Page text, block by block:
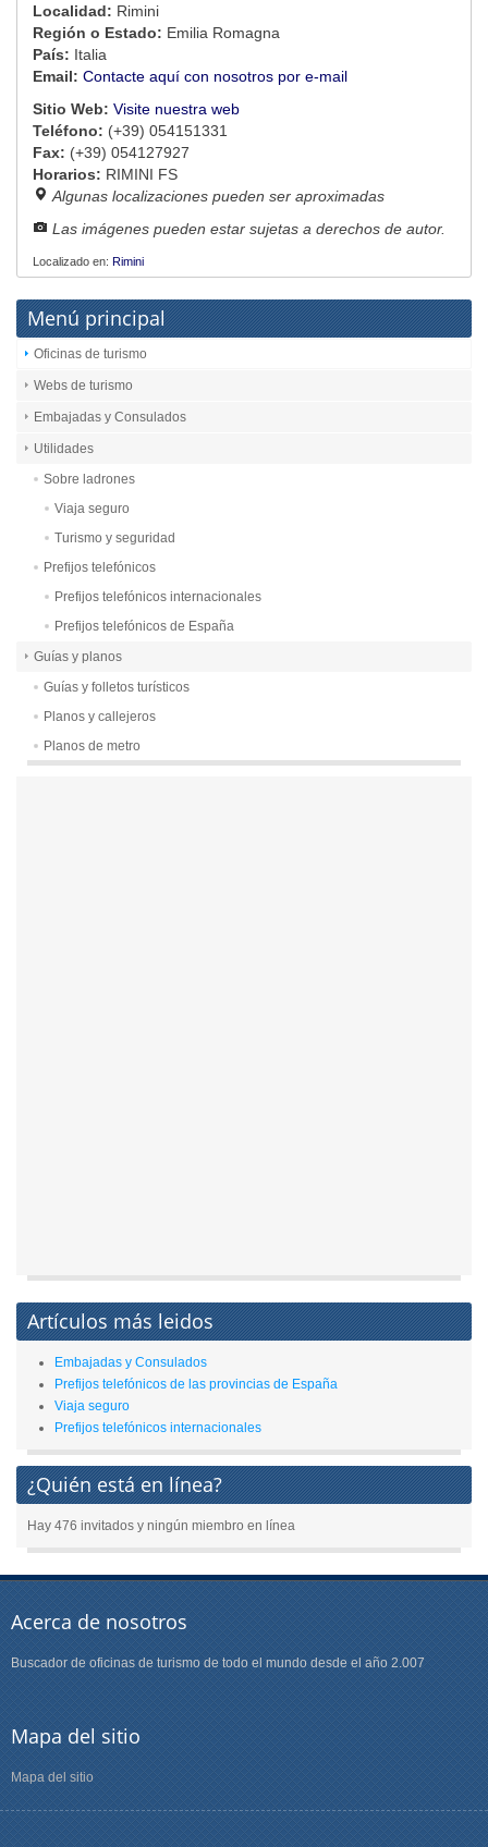
Localidad: Rimini
Región o Estado: Emilia Romagna
País: Italia
Email: Contacte aquí con nosotros por e-mail
Sitio Web: Visite nuestra web
Teléfono: (+39) 054151331
Fax: (+39) 054127927
Horarios: RIMINI FS
Algunas localizaciones pueden ser aproximadas
Las imágenes pueden estar sujetas a derechos de autor.
Localizado en: Rimini
Menú principal
Oficinas de turismo
Webs de turismo
Embajadas y Consulados
Utilidades
Sobre ladrones
Viaja seguro
Turismo y seguridad
Prefijos telefónicos
Prefijos telefónicos internacionales
Prefijos telefónicos de España
Guías y planos
Guías y folletos turísticos
Planos y callejeros
Planos de metro
Artículos más leidos
Embajadas y Consulados
Prefijos telefónicos de las provincias de España
Viaja seguro
Prefijos telefónicos internacionales
¿Quién está en línea?
Hay 476 invitados y ningún miembro en línea
Acerca de nosotros
Buscador de oficinas de turismo de todo el mundo desde el año 2.007
Mapa del sitio
Mapa del sitio